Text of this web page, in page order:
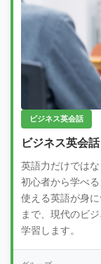
ビジネス英会話
ビジネス英会
英語力だけでは
初心者から学べ
使える英語が身
まで、現代のビ
学習します。